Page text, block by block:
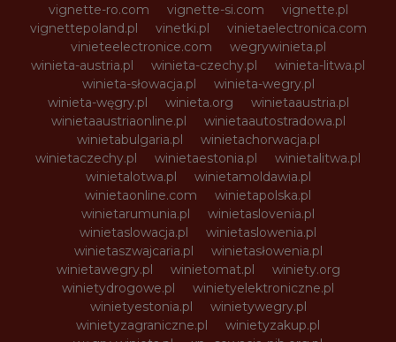
vignette-ro.com
vignette-si.com
vignette.pl
vignettepoland.pl
vinetki.pl
vinietaelectronica.com
vinieteelectronice.com
wegrywinieta.pl
winieta-austria.pl
winieta-czechy.pl
winieta-litwa.pl
winieta-słowacja.pl
winieta-wegry.pl
winieta-węgry.pl
winieta.org
winietaaustria.pl
winietaaustriaonline.pl
winietaautostradowa.pl
winietabulgaria.pl
winietachorwacja.pl
winietaczechy.pl
winietaestonia.pl
winietalitwa.pl
winietalotwa.pl
winietamoldawia.pl
winietaonline.com
winietapolska.pl
winietarumunia.pl
winietaslovenia.pl
winietaslowacja.pl
winietaslowenia.pl
winietaszwajcaria.pl
winietasłowenia.pl
winietawegry.pl
winietomat.pl
winiety.org
winietydrogowe.pl
winietyelektroniczne.pl
winietyestonia.pl
winietywegry.pl
winietyzagraniczne.pl
winietyzakup.pl